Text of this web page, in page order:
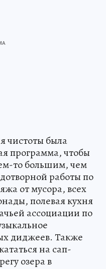
чистоты была
программа, чтобы
то большим, чем
работы по
от мусора, всех
полевая кухня
ассоциации по
диджеев. Также
на сап-
озера в